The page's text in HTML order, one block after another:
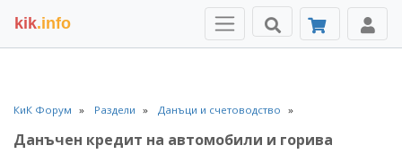
kik.info
КиК Форум Раздели Данъци и счетоводство
Данъчен кредит на автомобили и горива